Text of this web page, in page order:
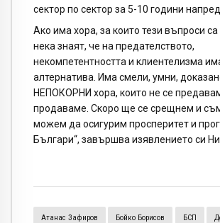
сектор по сектор за 5-10 години напред.
Ако има хора, за които тези въпроси
нека знаят, че на предателството,
некомпетентността и клиентелизма
алтернатива. Има смели, умни,
НЕПОКОРНИ хора, които не се
продаваме. Скоро ще се срещнем и
можем да осигурим просперитет и
Българи“, завършва изявлението си
Атанас Зафиров Бойко Борисов БСП